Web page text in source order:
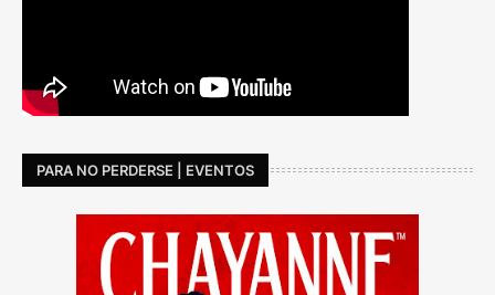
PARA NO PERDERSE | EVENTOS